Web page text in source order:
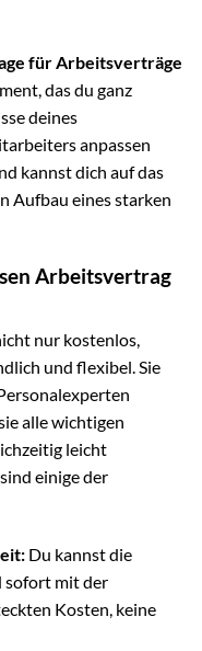
für Arbeitsverträge
das du ganz
deines
anpassen
kannst dich auf das
Aufbau eines starken
Arbeitsvertrag
nur kostenlos,
und flexibel. Sie
alle wichtigen
leicht
einige der
Du kannst die
sofort mit der
Kosten, keine